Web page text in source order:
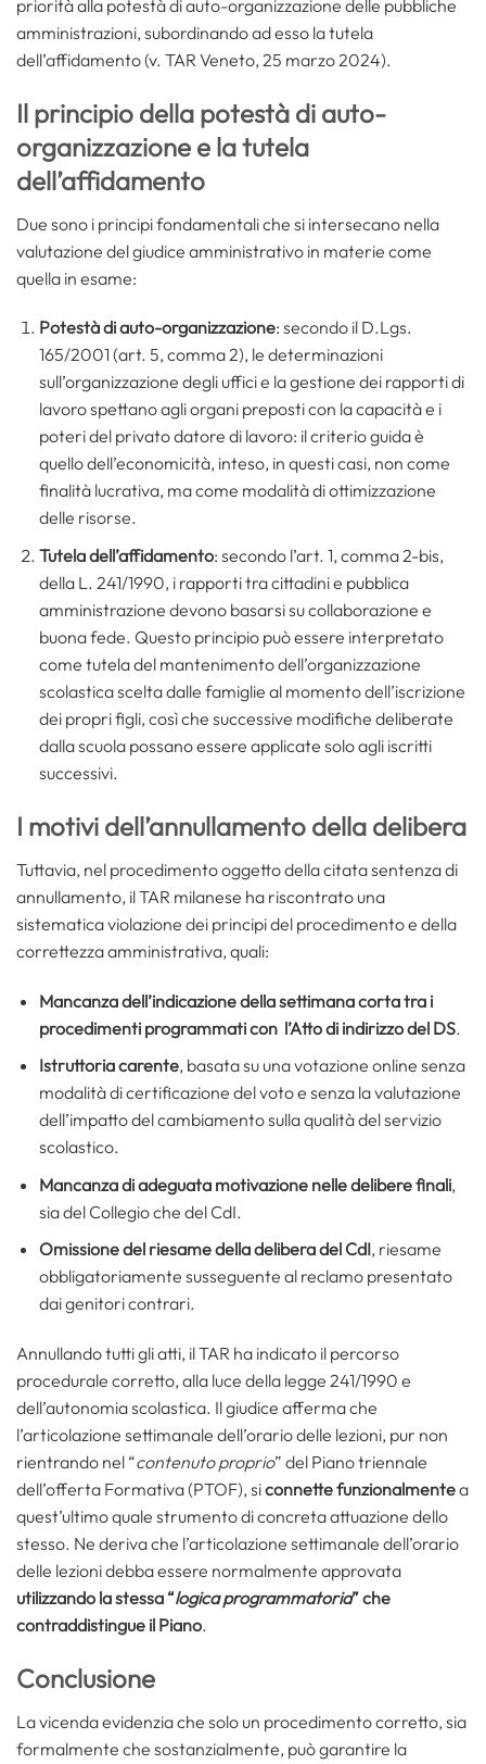
priorità alla potestà di auto-organizzazione delle pubbliche
amministrazioni, subordinando ad esso la tutela
dell’affidamento (v. TAR Veneto, 25 marzo 2024).
Il principio della potestà di auto-
organizzazione e la tutela
dell’affidamento
Due sono i principi fondamentali che si intersecano nella
valutazione del giudice amministrativo in materie come
quella in esame:
Potestà di auto-organizzazione: secondo il D.Lgs.
165/2001 (art. 5, comma 2), le determinazioni
sull’organizzazione degli uffici e la gestione dei rapporti di
lavoro spettano agli organi preposti con la capacità e i
poteri del privato datore di lavoro: il criterio guida è
quello dell’economicità, inteso, in questi casi, non come
finalità lucrativa, ma come modalità di ottimizzazione
delle risorse.
Tutela dell’affidamento: secondo l’art. 1, comma 2-bis,
della L. 241/1990, i rapporti tra cittadini e pubblica
amministrazione devono basarsi su collaborazione e
buona fede. Questo principio può essere interpretato
come tutela del mantenimento dell’organizzazione
scolastica scelta dalle famiglie al momento dell’iscrizione
dei propri figli, così che successive modifiche deliberate
dalla scuola possano essere applicate solo agli iscritti
successivi.
I motivi dell’annullamento della delibera
Tuttavia, nel procedimento oggetto della citata sentenza di
annullamento, il TAR milanese ha riscontrato una
sistematica violazione dei principi del procedimento e della
correttezza amministrativa, quali:
Mancanza dell’indicazione della settimana corta tra i
procedimenti programmati con l’Atto di indirizzo del DS.
Istruttoria carente, basata su una votazione online senza
modalità di certificazione del voto e senza la valutazione
dell’impatto del cambiamento sulla qualità del servizio
scolastico.
Mancanza di adeguata motivazione nelle delibere finali,
sia del Collegio che del CdI.
Omissione del riesame della delibera del CdI, riesame
obbligatoriamente susseguente al reclamo presentato
dai genitori contrari.
Annullando tutti gli atti, il TAR ha indicato il percorso
procedurale corretto, alla luce della legge 241/1990 e
dell’autonomia scolastica. Il giudice afferma che
l’articolazione settimanale dell’orario delle lezioni, pur non
rientrando nel “contenuto proprio” del Piano triennale
dell’offerta Formativa (PTOF), siconnette funzionalmentea
quest’ultimo quale strumento di concreta attuazione dello
stesso. Ne deriva che l’articolazione settimanale dell’orario
delle lezioni debba essere normalmente approvata
utilizzando la stessa “logica programmatoria” che
contraddistingue il Piano.
Conclusione
La vicenda evidenzia che solo un procedimento corretto, sia
formalmente che sostanzialmente, può garantire la